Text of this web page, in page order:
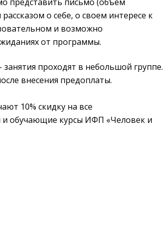
о себе, о своем интересе к
и возможно
от программы.
проходят в небольшой группе.
внесения предоплаты.
10% скидку на все
и обучающие курсы ИФП «Человек и